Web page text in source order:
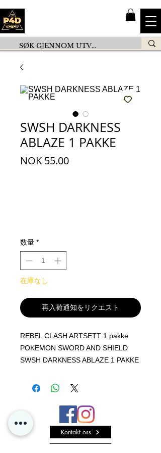
SWSH DARKNESS
ABLAZE 1 PAKKE
NOK 55.00価
数量 *
在庫なし
再入荷通知をリクエスト
REBEL CLASH ARTSETT 1 pakke
POKEMON SWORD AND SHIELD
SWSH DARKNESS ABLAZE 1 PAKKE
Kontakt oss